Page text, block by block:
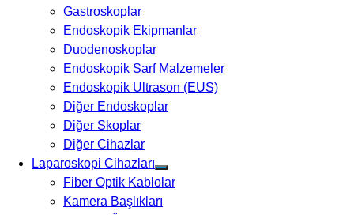
Gastroskoplar
Endoskopik Ekipmanlar
Duodenoskoplar
Endoskopik Sarf Malzemeler
Endoskopik Ultrason (EUS)
Diğer Endoskoplar
Diğer Skoplar
Diğer Cihazlar
Laparoskopi Cihazları
Fiber Optik Kablolar
Kamera Başlıkları